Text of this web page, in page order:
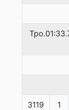
3119 1